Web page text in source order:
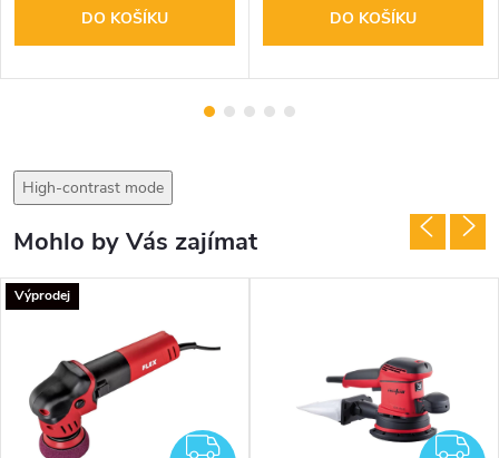
DO KOŠÍKU DO KOŠÍKU
High-contrast mode
Mohlo by Vás zajímat
Výprodej
ZDARMA